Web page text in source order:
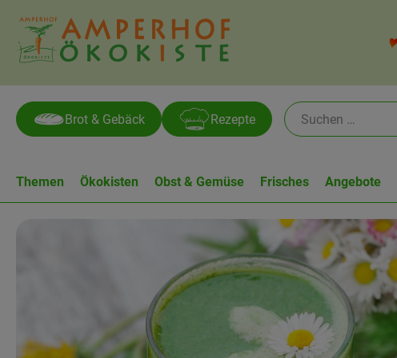
Brot & Gebäck Rezepte
Themen Ökokisten Obst & Gemüse Frisches Angebote